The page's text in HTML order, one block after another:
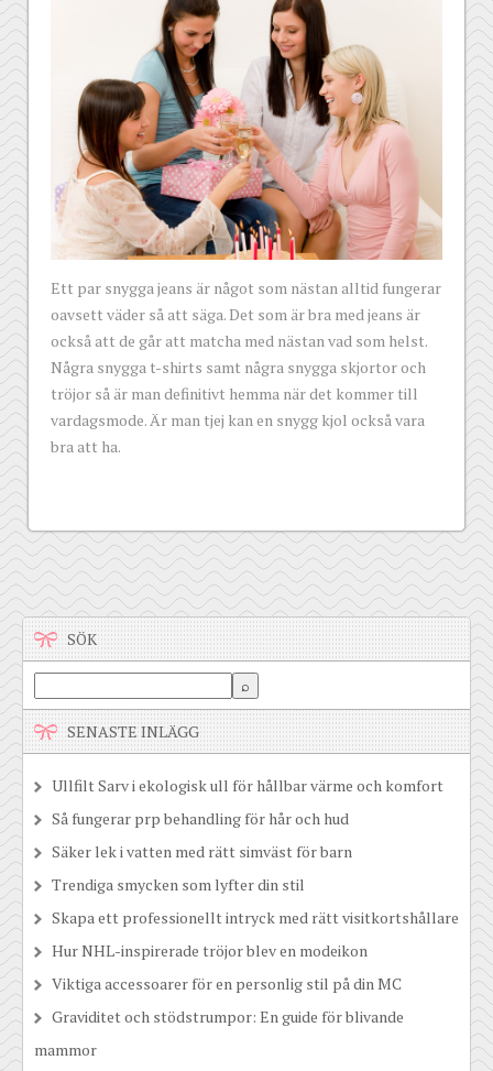
Ett par snygga jeans är något som nästan alltid fungerar
oavsett väder så att säga. Det som är bra med jeans är
också att de går att matcha med nästan vad som helst.
Några snygga t-shirts samt några snygga skjortor och
tröjor så är man definitivt hemma när det kommer till
vardagsmode. Är man tjej kan en snygg kjol också vara
bra att ha.
SÖK
SENASTE INLÄGG
Ullfilt Sarv i ekologisk ull för hållbar värme och komfort
Så fungerar prp behandling för hår och hud
Säker lek i vatten med rätt simväst för barn
Trendiga smycken som lyfter din stil
Skapa ett professionellt intryck med rätt visitkortshållare
Hur NHL-inspirerade tröjor blev en modeikon
Viktiga accessoarer för en personlig stil på din MC
Graviditet och stödstrumpor: En guide för blivande
mammor